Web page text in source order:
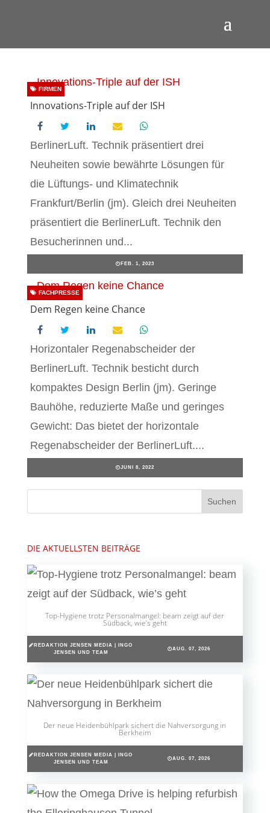
Innovations-Triple auf der ISH
FIRMEN
BerlinerLuft. Technik präsentiert drei
Neuheiten sowie bewährte Lösungen für
die Lüftungs- und Klimatechnik
Frankfurt/Berlin (jm). Gleich drei Neuheiten
präsentiert die BerlinerLuft. Technik den
Besucherinnen und...
FEB. 1, 2023
Dem Regen keine Chance
FACHPRESSE
Horizontaler Regenabscheider der
BerlinerLuft. Technik besticht durch
kompaktes Design Berlin (jm). Geringe
Bauhöhe, reduzierte Maße und geringes
Gewicht: Das bietet der horizontale
Regenabscheider der BerlinerLuft....
JUNI 8, 2022
DIE AKTUELLSTEN BEITRÄGE
Top-Hygiene trotz Personalmangel: beam zeigt auf der
Südback, wie’s geht
REDAKTION JENSEN MEDIA | INGO
JENSEN UND TEAM
AUG. 07, 2026
Der neue Heidenbühlpark sichert die Nahversorgung in
Berkheim
REDAKTION JENSEN MEDIA | INGO
JENSEN UND TEAM
AUG. 07, 2026